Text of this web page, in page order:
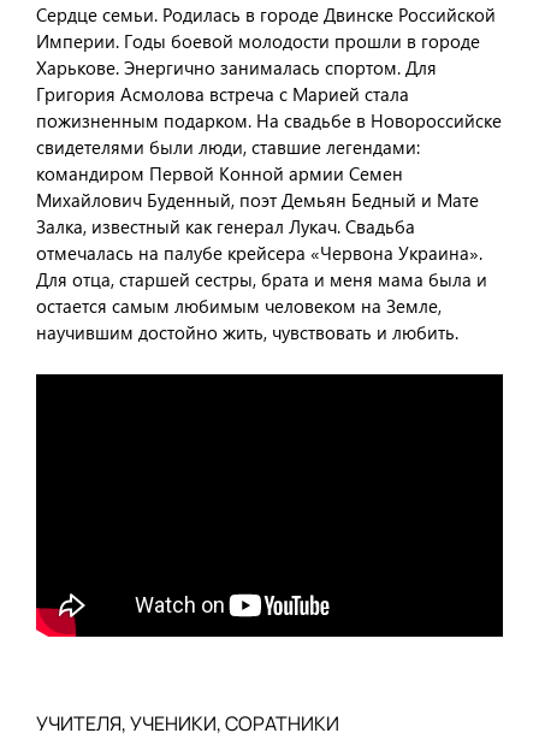
Сердце семьи. Родилась в городе Двинске Российской
Империи. Годы боевой молодости прошли в городе
Харькове. Энергично занималась спортом. Для
Григория Асмолова встреча с Марией стала
пожизненным подарком. На свадьбе в Новороссийске
свидетелями были люди, ставшие легендами:
командиром Первой Конной армии Семен
Михайлович Буденный, поэт Демьян Бедный и Мате
Залка, известный как генерал Лукач. Свадьба
отмечалась на палубе крейсера «Червона Украина».
Для отца, старшей сестры, брата и меня мама была и
остается самым любимым человеком на Земле,
научившим достойно жить, чувствовать и любить.
УЧИТЕЛЯ, УЧЕНИКИ, СОРАТНИКИ